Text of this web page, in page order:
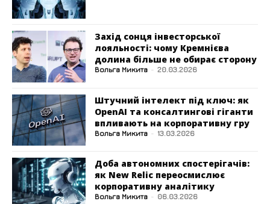
Захід сонця інвесторської
лояльності: чому Кремнієва
долина більше не обирає сторону
Вольга Микита - 20.03.2026
Штучний інтелект під ключ: як
OpenAI та консалтингові гіганти
впливають на корпоративну гру
Вольга Микита - 13.03.2026
Доба автономних спостерігачів:
як New Relic переосмислює
корпоративну аналітику
Вольга Микита - 06.03.2026